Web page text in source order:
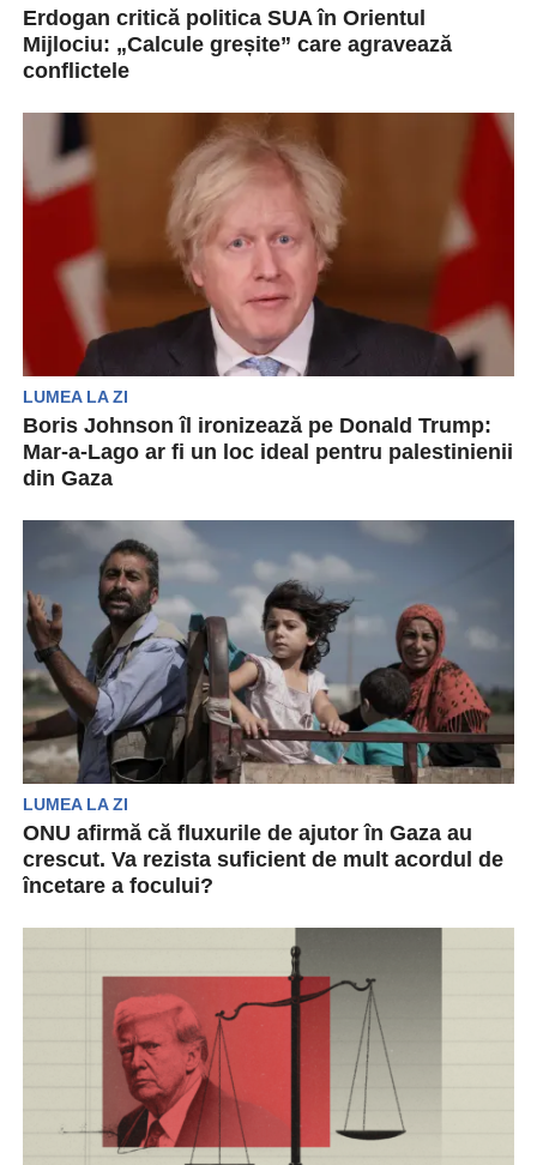
Erdogan critică politica SUA în Orientul
Mijlociu: „Calcule greșite” care agravează
conflictele
declarații dure despre politica Statelor Unite în
Orientul Mijlociu. El...
LUMEA LA ZI
Boris Johnson îl ironizează pe Donald Trump:
Mar-a-Lago ar fi un loc ideal pentru palestinienii
din Gaza
sugerând că reședința acestuia, Mar-a-Lago, ar fi
LUMEA LA ZI
ONU afirmă că fluxurile de ajutor în Gaza au
crescut. Va rezista suficient de mult acordul de
încetare a focului?
fluxurile de ajutor în Gaza au crescut
semnificativ....